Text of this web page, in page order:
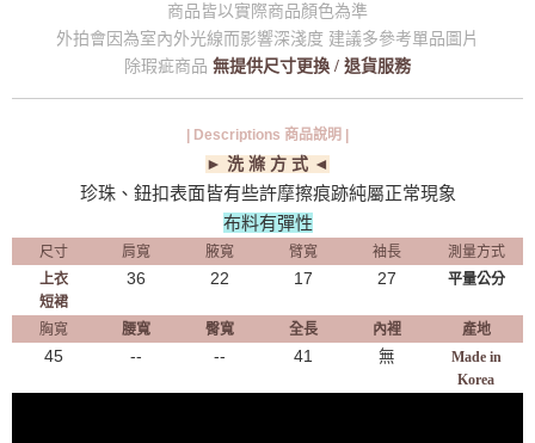
商品皆以實際商品顏色為準
外拍會因為室內外光線而影響深淺度 建議多參考單品圖片
除瑕疵商品 無提供尺寸更換 / 退貨服務
| Descriptions 商品說明 |
► 洗 滌 方 式 ◄
珍珠、鈕扣表面皆有些許摩擦痕跡純屬正常現象
布料有彈性
尺寸 肩寬 腋寬 臂寬 袖長
測量方式
上衣
短裙
36 22 17 27 平量公分
胸寬 腰寬 臀寬 全長 內裡 產地
45 -- -- 41 無
Made in
Korea